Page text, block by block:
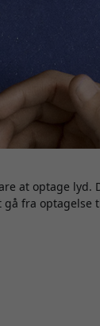
at optage lyd.
fra optagelse